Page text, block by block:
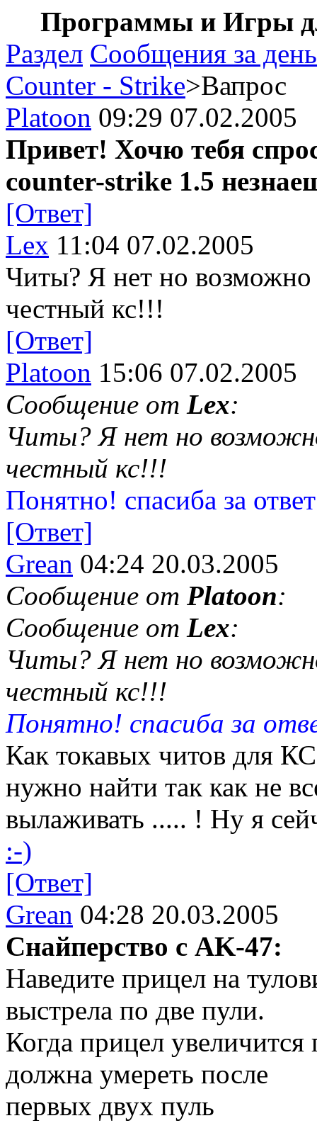
Программы и Игры
Раздел Сообщения за день
Counter - Strike>Вапрос
Platoon 09:29 07.02.2005
Привет! Хочю тебя
counter-strike 1.5
[Ответ]
Lex 11:04 07.02.2005
Читы? Я нет но
честный кс!!!
[Ответ]
Platoon 15:06 07.02.2005
Сообщение от Lex:
Читы? Я нет но
честный кс!!!
Понятно! спасиба за
[Ответ]
Grean 04:24 20.03.2005
Сообщение от Platoon:
Сообщение от Lex:
Читы? Я нет но
честный кс!!!
Понятно! спасиба за
Как токавых читов для
нужно найти так как не
вылаживать ..... ! Ну я
:-)
[Ответ]
Grean 04:28 20.03.2005
Снайперство с AK-47:
Наведите прицел на
выстрела по две пули.
Когда прицел увеличится
должна умереть после
первых двух пуль